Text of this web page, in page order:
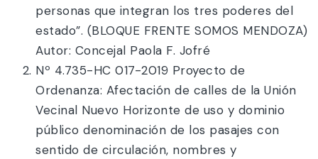
personas que integran los tres poderes del
estado”. (BLOQUE FRENTE SOMOS MENDOZA)
Autor: Concejal Paola F. Jofré
Nº 4.735-HC 017-2019 Proyecto de
Ordenanza: Afectación de calles de la Unión
Vecinal Nuevo Horizonte de uso y dominio
público denominación de los pasajes con
sentido de circulación, nombres y